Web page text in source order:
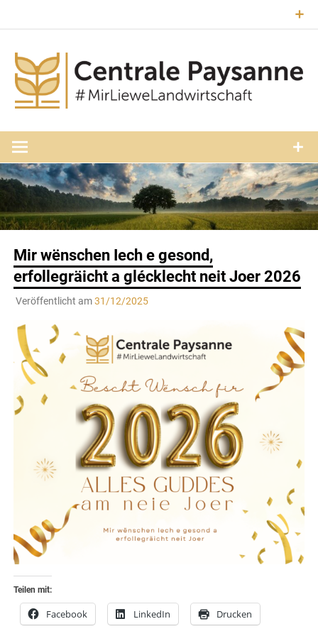
Mir wënschen Iech e gesond,
erfollegräicht a glécklecht neit Joer 2026
Veröffentlicht am31/12/2025
Teilen mit:
Facebook LinkedIn Drucken